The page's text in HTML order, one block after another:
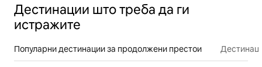
Дестинации што треба да ги
истражите
Популарни дестинации за продолжени престои